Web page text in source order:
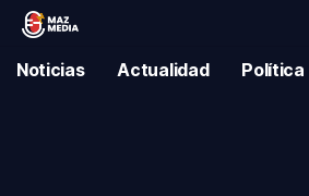
Noticias Actualidad Política